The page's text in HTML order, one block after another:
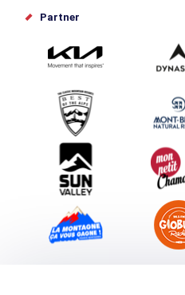
Offices de tourisme
Schlagen Sie Ihr Event vor
Service groupes et séminaires
Herunterladen
Tourismus & Behinderung
Partner